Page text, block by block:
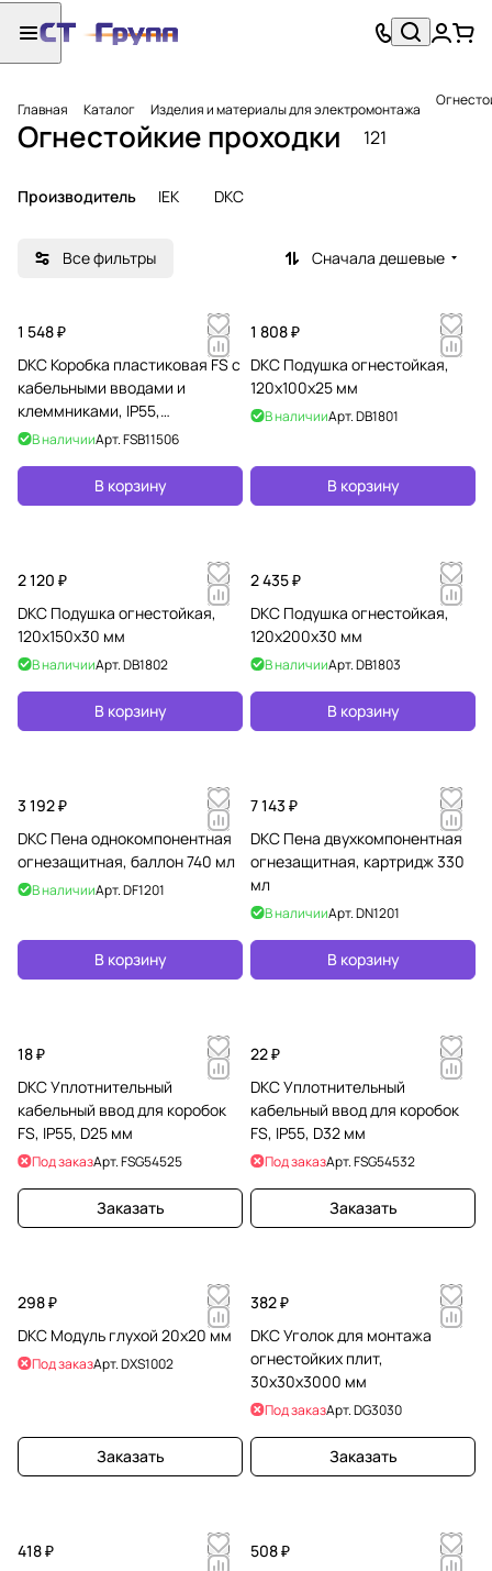
Главная Каталог Изделия и материалы для электромонтажа
Огнестойкие проходки 121
Производитель IEK DKC
Все фильтры Сначала дешевые
1 548 ₽
DKC Коробка пластиковая FS с
кабельными вводами и
клеммниками, IP55,
100х100х50 мм, 5р, 450V, 10A,
В наличииАрт.FSB11506
В корзину
1 808 ₽
DKC Подушка огнестойкая,
120х100х25 мм
В наличииАрт.DB1801
В корзину
2 120 ₽
DKC Подушка огнестойкая,
120х150х30 мм
В наличииАрт.DB1802
В корзину
2 435 ₽
DKC Подушка огнестойкая,
120х200х30 мм
В наличииАрт.DB1803
В корзину
3 192 ₽
DKC Пена однокомпонентная
огнезащитная, баллон 740 мл
В наличииАрт.DF1201
В корзину
7 143 ₽
DKC Пена двухкомпонентная
огнезащитная, картридж 330
мл
В наличииАрт.DN1201
В корзину
18 ₽
DKC Уплотнительный
кабельный ввод для коробок
FS, IP55, D25 мм
Под заказАрт.FSG54525
Заказать
22 ₽
DKC Уплотнительный
кабельный ввод для коробок
FS, IP55, D32 мм
Под заказАрт.FSG54532
Заказать
298 ₽
DKC Модуль глухой 20х20 мм
Под заказАрт.DXS1002
Заказать
382 ₽
DKC Уголок для монтажа
огнестойких плит,
30х30х3000 мм
Под заказАрт.DG3030
Заказать
418 ₽
508 ₽